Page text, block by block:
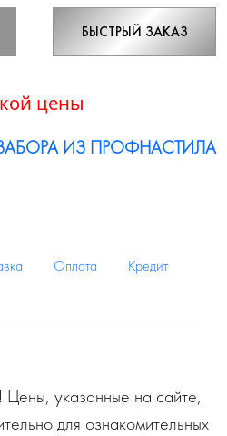
БЫСТРЫЙ ЗАКАЗ
цены
ИЗ ПРОФНАСТИЛА
Оплата
Кредит
указанные на сайте,
для ознакомительных